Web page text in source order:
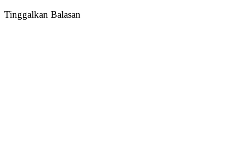
Tinggalkan Balasan